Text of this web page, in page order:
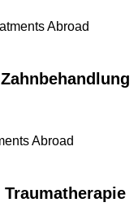
Zahnbehandlung
Traumatherapie